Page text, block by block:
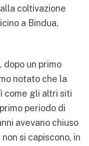
coltivazione
a Bindua,
dopo un primo
notato che la
come gli altri siti
periodo di
avevano chiuso
si capiscono, in